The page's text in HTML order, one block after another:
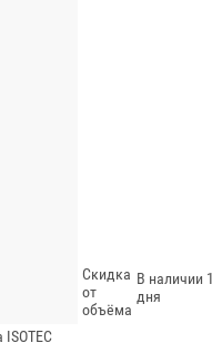
Скидка
от
объёма
В наличии
дня